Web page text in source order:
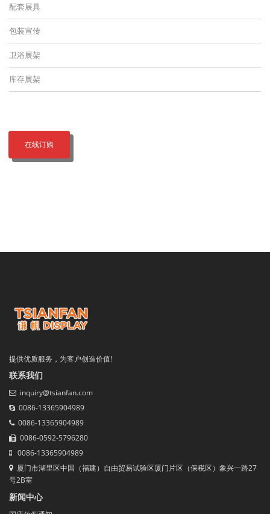
配套展具
包装宣传
卫浴展架
库存展架
在线订购
提供优质服务，为客户创造价值!
联系我们
inquiry@tsianfan.com
0086-13365904989
0086-13365904989
0086-0592-5796280
0086-13365904989
厦门市湖里区中国（福建）自由贸易试验区厦门片区（保税区）象兴一路27
号2B室
新闻中心